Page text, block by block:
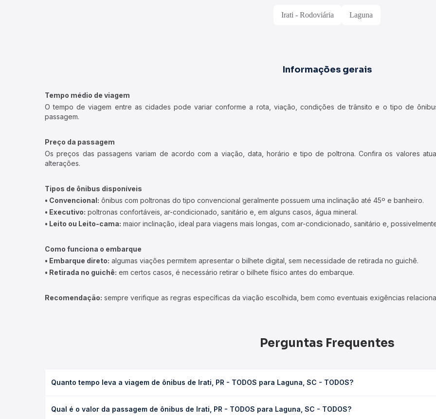
Irati - Rodoviária Laguna
Informações gerais
Tempo médio de viagem
O tempo de viagem entre as cidades pode variar conforme a rota, viação, condições de trânsito e o tipo de
passagem.
Preço da passagem
Os preços das passagens variam de acordo com a viação, data, horário e tipo de poltrona. Confira os valores
alterações.
Tipos de ônibus disponíveis
• Convencional: ônibus com poltronas do tipo convencional geralmente possuem uma inclinação até 45º e banheiro.
• Executivo: poltronas confortáveis, ar-condicionado, sanitário e, em alguns casos, água mineral.
• Leito ou Leito-cama: maior inclinação, ideal para viagens mais longas, com ar-condicionado, sanitário e,
Como funciona o embarque
• Embarque direto: algumas viações permitem apresentar o bilhete digital, sem necessidade de retirada no guichê.
• Retirada no guichê: em certos casos, é necessário retirar o bilhete físico antes do embarque.
Recomendação: sempre verifique as regras específicas da viação escolhida, bem como eventuais exigências
Perguntas Frequentes
Quanto tempo leva a viagem de ônibus de Irati, PR - TODOS para Laguna, SC - TODOS?
executivo ou leito) e as condições de tráfego. Na Quero Passagem você consulta os horários disponíveis e vê a
Qual é o valor da passagem de ônibus de Irati, PR - TODOS para Laguna, SC - TODOS?